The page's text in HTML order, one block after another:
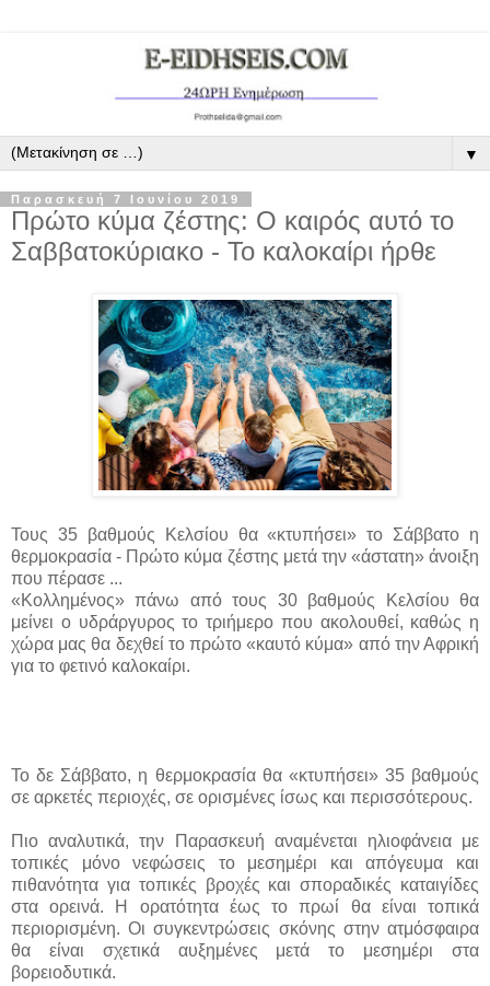
▼
Παρασκευή 7 Ιουνίου 2019
Πρώτο κύμα ζέστης: O καιρός αυτό το
Σαββατοκύριακο - Το καλοκαίρι ήρθε
Τους 35 βαθμούς Κελσίου θα «κτυπήσει» το Σάββατο η
θερμοκρασία - Πρώτο κύμα ζέστης μετά την «άστατη» άνοιξη
που πέρασε ...
«Κολλημένος» πάνω από τους 30 βαθμούς Κελσίου θα
μείνει ο υδράργυρος το τριήμερο που ακολουθεί, καθώς η
χώρα μας θα δεχθεί το πρώτο «καυτό κύμα» από την Αφρική
για το φετινό καλοκαίρι.
Το δε Σάββατο, η θερμοκρασία θα «κτυπήσει» 35 βαθμούς
σε αρκετές περιοχές, σε ορισμένες ίσως και περισσότερους.
Πιο αναλυτικά, την Παρασκευή αναμένεται ηλιοφάνεια με
τοπικές μόνο νεφώσεις το μεσημέρι και απόγευμα και
πιθανότητα για τοπικές βροχές και σποραδικές καταιγίδες
στα ορεινά. Η ορατότητα έως το πρωί θα είναι τοπικά
περιορισμένη. Οι συγκεντρώσεις σκόνης στην ατμόσφαιρα
θα είναι σχετικά αυξημένες μετά το μεσημέρι στα
βορειοδυτικά.